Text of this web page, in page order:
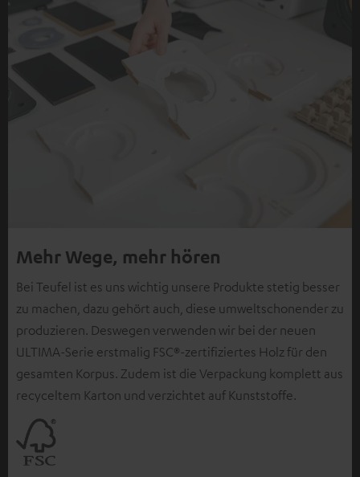
Mehr Wege, mehr hören
Bei Teufel ist es uns wichtig unsere Produkte stetig besser
zu machen, dazu gehört auch, diese umweltschonender zu
produzieren. Deswegen verwenden wir bei der neuen
ULTIMA-Serie erstmalig FSC®-zertifiziertes Holz für den
gesamten Korpus. Zudem ist die Verpackung komplett aus
recyceltem Karton und verzichtet auf Kunststoffe.